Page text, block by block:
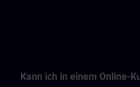
Kann ich in einem Online-